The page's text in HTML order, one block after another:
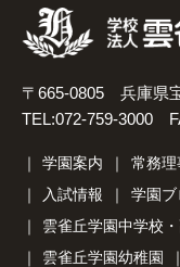
〒665-0805 兵庫県
TEL:072-759-3000
学園案内 常務理
入試情報
学園ブ
雲雀丘学園中学校
雲雀丘学園幼稚園